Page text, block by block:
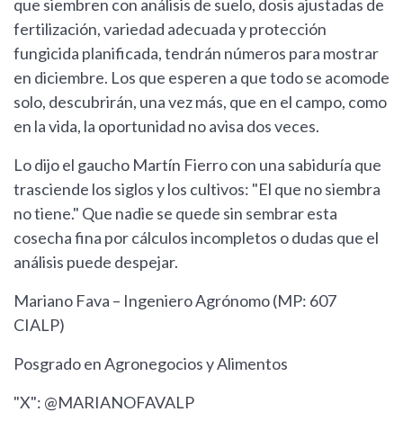
que siembren con análisis de suelo, dosis ajustadas de
fertilización, variedad adecuada y protección
fungicida planificada, tendrán números para mostrar
en diciembre. Los que esperen a que todo se acomode
solo, descubrirán, una vez más, que en el campo, como
en la vida, la oportunidad no avisa dos veces.
Lo dijo el gaucho Martín Fierro con una sabiduría que
trasciende los siglos y los cultivos: "El que no siembra
no tiene." Que nadie se quede sin sembrar esta
cosecha fina por cálculos incompletos o dudas que el
análisis puede despejar.
Mariano Fava – Ingeniero Agrónomo (MP: 607
CIALP)
Posgrado en Agronegocios y Alimentos
"X": @MARIANOFAVALP